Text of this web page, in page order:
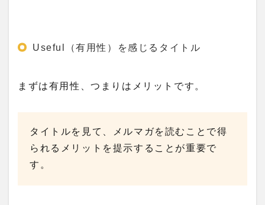
Useful（有用性）を感じるタイトル
まずは有用性、つまりはメリットです。
タイトルを見て、メルマガを読むことで得
られるメリットを提示することが重要で
す。